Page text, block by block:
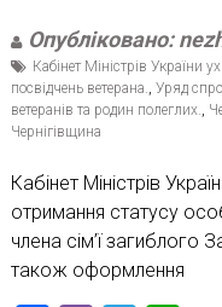
Опубліковано:
Кабінет Міністрів України
посвідчень ветерана., Уряд
ветеранів та родин полеглих.,
Чернігівщина
Кабінет Міністрів
отримання статусу
члена сім’ї загиблого
також оформлення